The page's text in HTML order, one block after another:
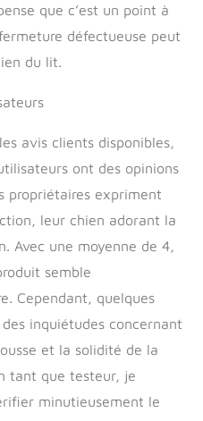
fabriquée à 100 %
aux États-Unis et
testée
indépendamment
normes CertiPUR-
d'émissions, de
contenu et de
sans formaldéhyde,
phtalates, mercure,
plomb et ozone
convient pas aux
animaux ayant une
dentition excessive
ou un
comportement de
mastication
Entretien facile : la
que c’est un point à
défectueuse peut
du lit.
avis clients disponibles,
ont des opinions
propriétaires expriment
leur chien adorant la
Avec une moyenne de 4,
semble
Cependant, quelques
inquiétudes concernant
et la solidité de la
tant que testeur, je
minutieusement le